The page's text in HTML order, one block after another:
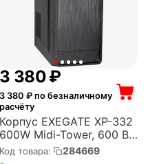
3 380₽
3 380 ₽ по безналичному
расчёту
Корпус EXEGATE XP-332
600W Midi-Tower, 600 Вт,
2xUSB 2.0, чёрный
(EX283074RUS)
Код товара: 284669